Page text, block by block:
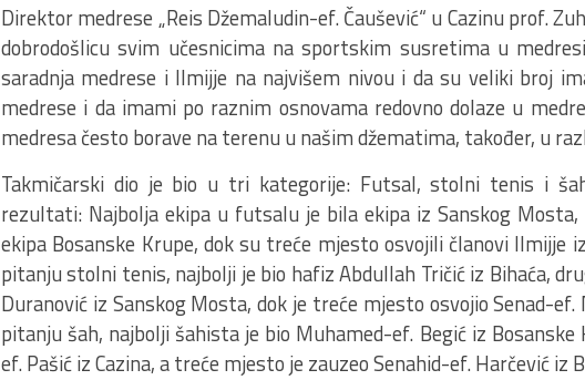
Direktor medrese „Reis Džemaludin-ef. Čaušević“ u Cazinu prof.
dobrodošlicu svim učesnicima na sportskim susretima u
saradnja medrese i Ilmijje na najvišem nivou i da su veliki broj
medrese i da imami po raznim osnovama redovno dolaze u
medresa često borave na terenu u našim džematima, također, u
Takmičarski dio je bio u tri kategorije: Futsal, stolni tenis i
rezultati: Najbolja ekipa u futsalu je bila ekipa iz Sanskog
ekipa Bosanske Krupe, dok su treće mjesto osvojili članovi Ilmijje
pitanju stolni tenis, najbolji je bio hafiz Abdullah Tričić iz Bihaća,
Duranović iz Sanskog Mosta, dok je treće mjesto osvojio Senad-ef.
pitanju šah, najbolji šahista je bio Muhamed-ef. Begić iz Bosanske
ef. Pašić iz Cazina, a treće mjesto je zauzeo Senahid-ef. Harčević iz